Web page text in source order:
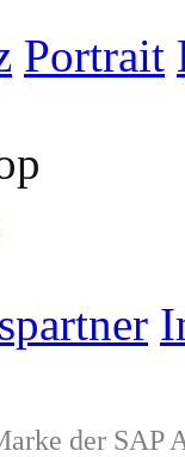
Portrait
der SAP